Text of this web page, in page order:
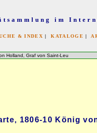
im
& INDEX |KATALOGE |
Holland, Graf von Saint-Leu
1806-10 König